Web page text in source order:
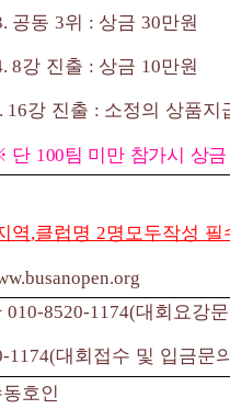
공동 3위 : 상금 30만원
8강 진출 : 상금 10만원
16강 진출 : 소정의 상품지
단 100팀 미만 참가시 상
역,클럽명 2명모두작성 필
010-8520-1174(대회요강문
1174(대회접수 및 입금문의
호인